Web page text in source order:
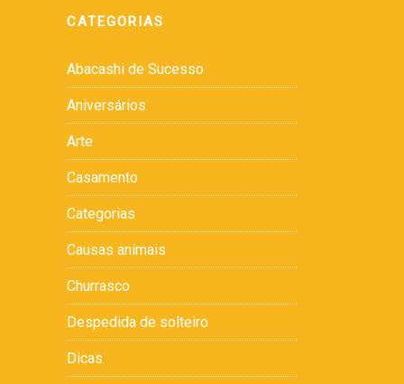
CATEGORIAS
Abacashi de Sucesso
Aniversários
Arte
Casamento
Categorias
Causas animais
Churrasco
Despedida de solteiro
Dicas